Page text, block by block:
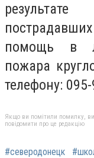
помощь в
пожара
телефону:
Якщо ви помітили помилку,
повідомити про це редакцію
#северодонецк